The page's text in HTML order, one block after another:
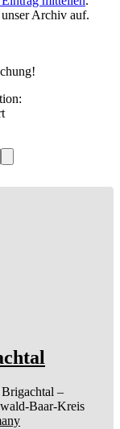
Archiv auf.
–
Baar-Kreis